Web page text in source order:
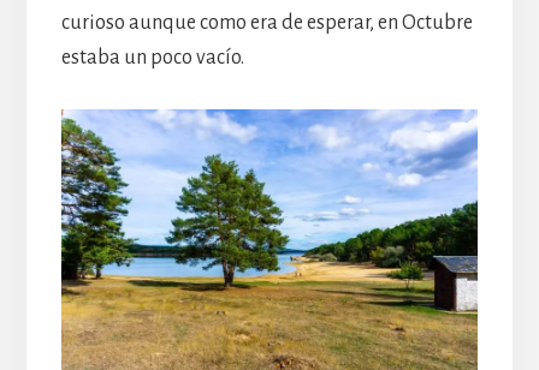
curioso aunque como era de esperar, en Octubre
estaba un poco vacío.